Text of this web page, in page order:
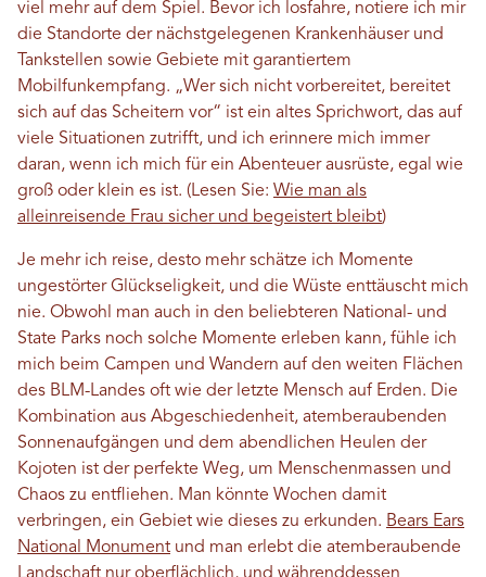
viel mehr auf dem Spiel. Bevor ich losfahre, notiere ich mir
die Standorte der nächstgelegenen Krankenhäuser und
Tankstellen sowie Gebiete mit garantiertem
Mobilfunkempfang. „Wer sich nicht vorbereitet, bereitet
sich auf das Scheitern vor“ ist ein altes Sprichwort, das auf
viele Situationen zutrifft, und ich erinnere mich immer
daran, wenn ich mich für ein Abenteuer ausrüste, egal wie
groß oder klein es ist. (Lesen Sie: Wie man als
alleinreisende Frau sicher und begeistert bleibt)
Je mehr ich reise, desto mehr schätze ich Momente
ungestörter Glückseligkeit, und die Wüste enttäuscht mich
nie. Obwohl man auch in den beliebteren National- und
State Parks noch solche Momente erleben kann, fühle ich
mich beim Campen und Wandern auf den weiten Flächen
des BLM-Landes oft wie der letzte Mensch auf Erden. Die
Kombination aus Abgeschiedenheit, atemberaubenden
Sonnenaufgängen und dem abendlichen Heulen der
Kojoten ist der perfekte Weg, um Menschenmassen und
Chaos zu entfliehen. Man könnte Wochen damit
verbringen, ein Gebiet wie dieses zu erkunden. Bears Ears
National Monument und man erlebt die atemberaubende
Landschaft nur oberflächlich, und währenddessen